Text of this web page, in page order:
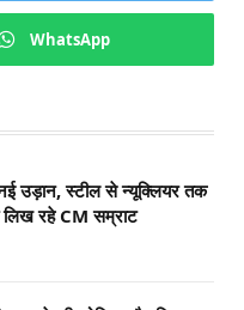
WhatsApp
उड़ान, स्टील से न्यूक्लियर तक
लिख रहे CM सम्राट